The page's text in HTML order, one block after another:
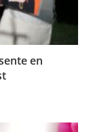
en